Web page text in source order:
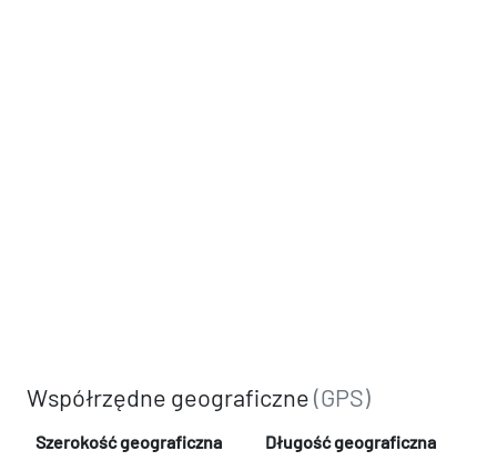
Współrzędne geograficzne(GPS)
Szerokość geograficzna Długość geograficzna